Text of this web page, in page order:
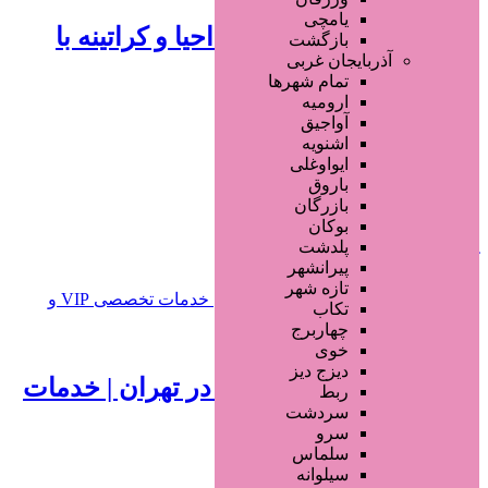
یامچی
بازگشت
آذربایجان غربی
تمام شهر‌ها
ارومیه
آواجیق
اشنویه
ایواوغلی
باروق
بازرگان
بوکان
پلدشت
پیرانشهر
تازه شهر
تکاب
چهاربرج
خوی
دیزج دیز
ربط
سردشت
سرو
سلماس
سیلوانه
رنگ و لایت مو | پروتئینه، احیا و کراتینه با
متریال خارجی
آرایشگاه زنانه
افزودن به علاقه‌مندی 70 بازدید
فشیال و پاکسازی پوست در تهران | خدمات